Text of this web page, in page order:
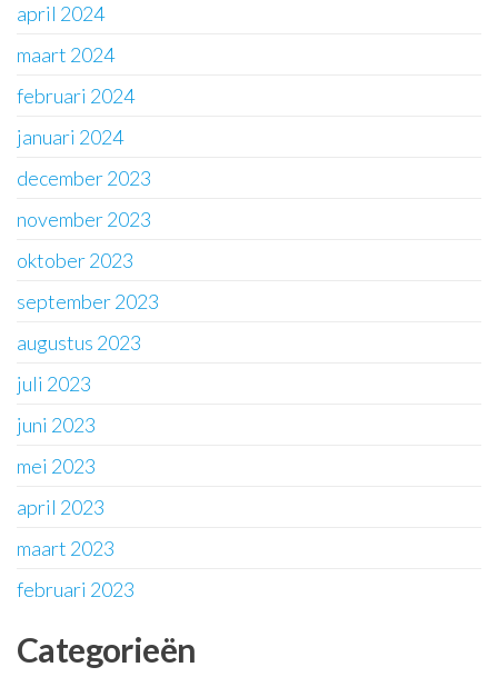
april 2024
maart 2024
februari 2024
januari 2024
december 2023
november 2023
oktober 2023
september 2023
augustus 2023
juli 2023
juni 2023
mei 2023
april 2023
maart 2023
februari 2023
Categorieën